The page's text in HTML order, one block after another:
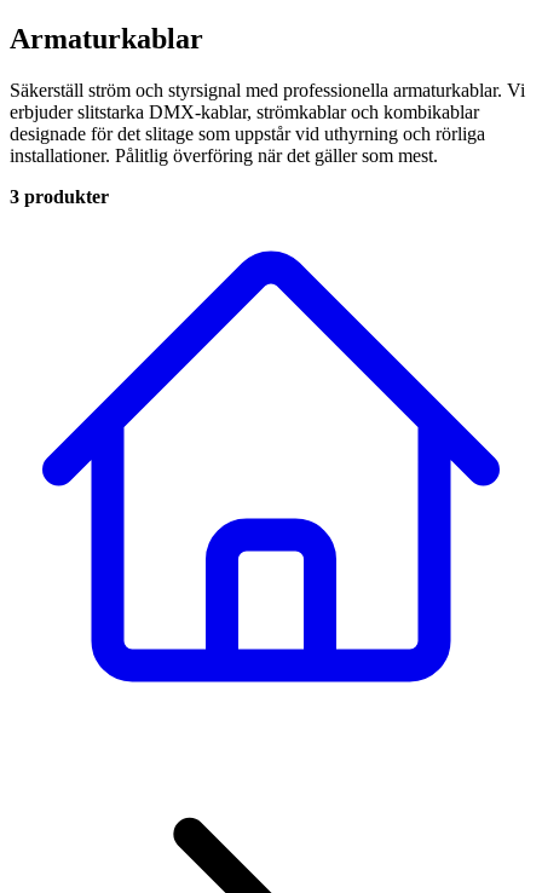
Armaturkablar
Säkerställ ström och styrsignal med professionella armaturkablar. Vi
erbjuder slitstarka DMX-kablar, strömkablar och kombikablar
designade för det slitage som uppstår vid uthyrning och rörliga
installationer. Pålitlig överföring när det gäller som mest.
3 produkter